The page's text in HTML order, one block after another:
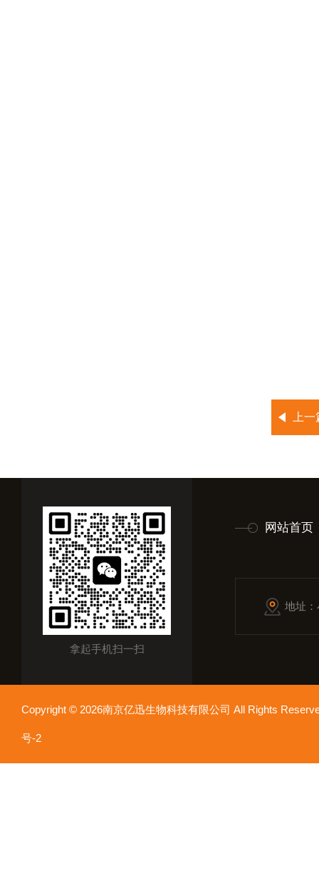
上
拿起手机扫一扫
网站首页
地址
Copyright © 2026南京亿迅生物科技有限公司 All Rights
号-2